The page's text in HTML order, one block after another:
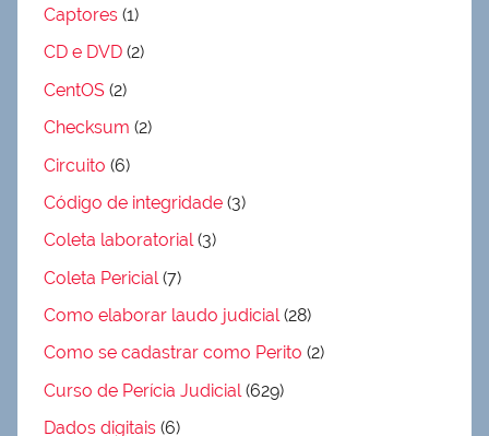
Captores (1)
CD e DVD (2)
CentOS (2)
Checksum (2)
Circuito (6)
Código de integridade (3)
Coleta laboratorial(3)
Coleta Pericial (7)
Como elaborar laudo judicial(28)
Como se cadastrar como Perito (2)
Curso de Perícia Judicial(629)
Dados digitais (6)